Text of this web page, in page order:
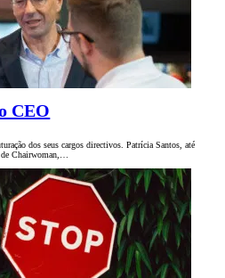
CEO
dos seus cargos directivos. Patrícia Santos, até
de Chairwoman,…